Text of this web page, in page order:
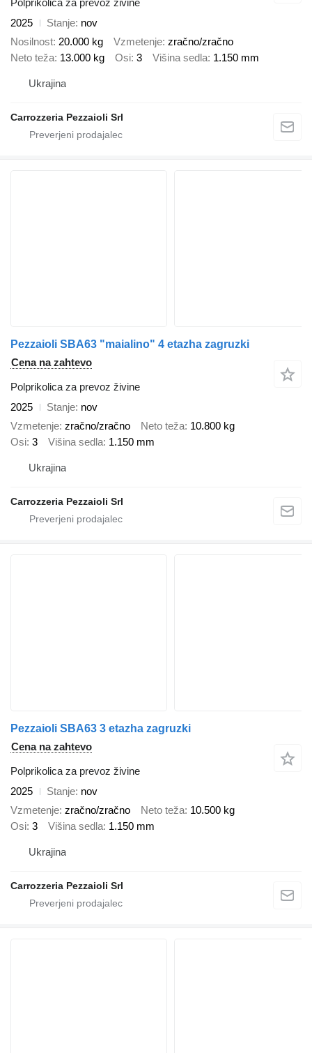
Polprikolica za prevoz živine
2025
Stanje nov
Nosilnost 20.000 kg Vzmetenje zračno/zračno
Neto teža 13.000 kg Osi 3 Višina sedla 1.150 mm
Ukrajina
Carrozzeria Pezzaioli Srl
Pezzaioli SBA63 "maialino" 4 etazha zagruzki
Cena na zahtevo
Polprikolica za prevoz živine
2025
Stanje nov
Vzmetenje zračno/zračno Neto teža 10.800 kg
Osi 3 Višina sedla 1.150 mm
Ukrajina
Carrozzeria Pezzaioli Srl
Pezzaioli SBA63 3 etazha zagruzki
Cena na zahtevo
Polprikolica za prevoz živine
2025
Stanje nov
Vzmetenje zračno/zračno Neto teža 10.500 kg
Osi 3 Višina sedla 1.150 mm
Ukrajina
Carrozzeria Pezzaioli Srl